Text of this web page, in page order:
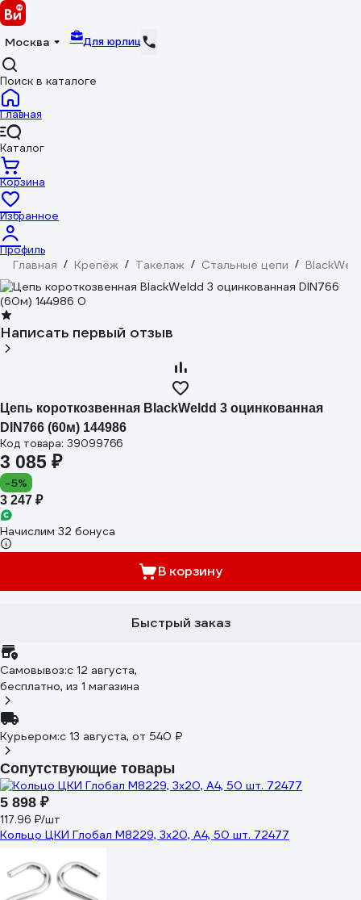
Москва Для юрлиц
Поиск в каталоге
Главная
Каталог
Корзина
Избранное
Профиль
Главная / Крепёж / Такелаж / Стальные цепи / BlackWeld
Написать первый отзыв
Цепь короткозвенная BlackWeldd 3 оцинкованная
DIN766 (60м) 144986
Код товара: 39099766
3 085 ₽
-5%
3 247 ₽
Начислим 32 бонуса
В корзину
Быстрый заказ
Самовывоз:c 12 августа,
бесплатно, из 1 магазина
Курьером:c 13 августа, от 540 ₽
Сопутствующие товары
5 898 ₽
117.96 ₽/шт
Кольцо ЦКИ Глобал M8229, 3x20, A4, 50 шт. 72477